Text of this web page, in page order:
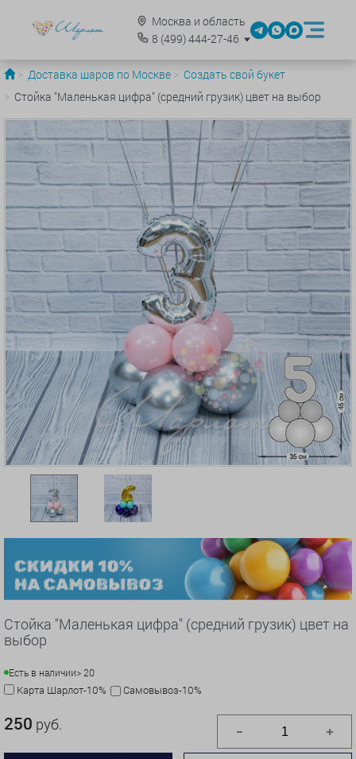
Москва и область
8 (499)444-27-46
Доставка шаров по Москве
Создать свой букет
Стойка "Маленькая цифра" (средний грузик) цвет на выбор
Стойка "Маленькая цифра" (средний грузик) цвет на
выбор
Есть в наличии> 20
Карта Шарлот-10% Самовывоз-10%
250 руб.